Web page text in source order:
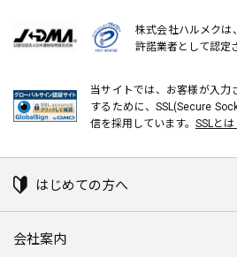
株式会社ハルメクは
許諾業者として認定
当サイトでは、お客様が入
するために、SSL(Secure
信を採用しています。 SSLとは
はじめての方へ
会社案内